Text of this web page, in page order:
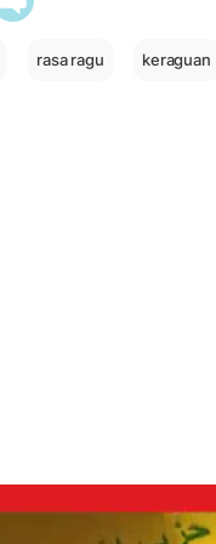
rasa ragu keraguan